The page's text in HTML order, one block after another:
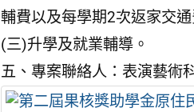
輔費以及每學期2次返家交通
(三)升學及就業輔導。
五、專案聯絡人：表演藝術